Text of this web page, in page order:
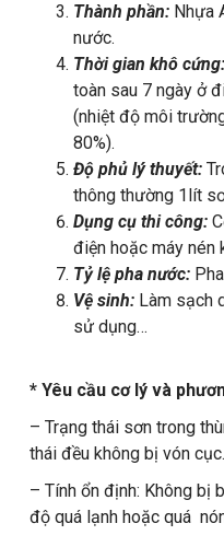
Thành phần: Nhựa
nước.
Thời gian khô cứng:
toàn sau 7 ngày ở
(nhiệt độ môi
80%).
Độ phủ lý thuyết:
thông thường 1lít
Dụng cụ thi công:
điện hoặc máy nén
Tỷ lệ pha nước:
Vệ sinh: Làm sạch
sử dụng…
* Yêu cầu cơ lý và
– Trạng thái sơn trong
thái đều không bị vón cục.
– Tính ổn định: Không bị
độ quá lạnh hoặc quá